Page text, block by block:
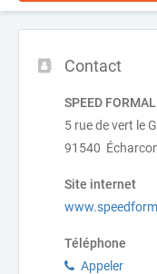
Contact
SPEED
5 rue de vert le
91540
Site internet
Téléphone
Appeler